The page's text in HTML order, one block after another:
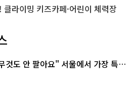
라이밍 키즈카페·어린이 체력장
것도 안 팔아요" 서울에서 가장 특별